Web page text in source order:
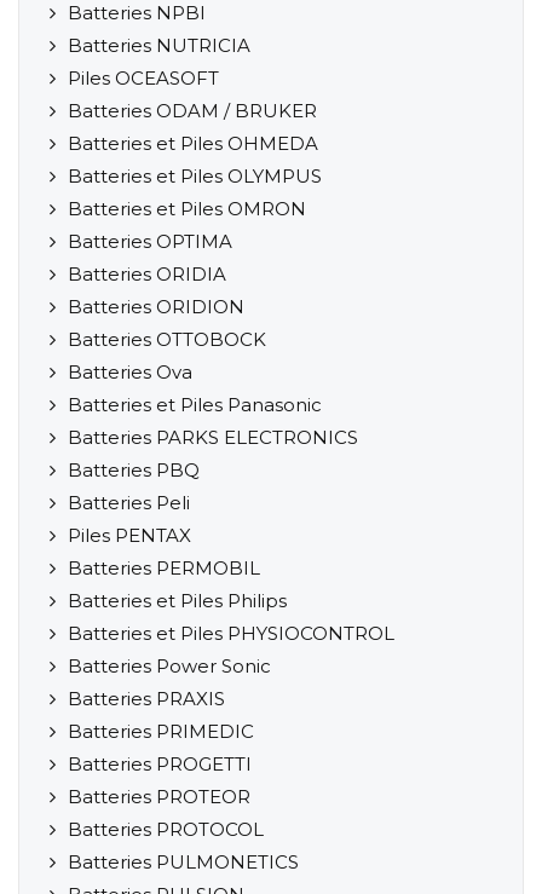
Batteries NPBI
Batteries NUTRICIA
Piles OCEASOFT
Batteries ODAM / BRUKER
Batteries et Piles OHMEDA
Batteries et Piles OLYMPUS
Batteries et Piles OMRON
Batteries OPTIMA
Batteries ORIDIA
Batteries ORIDION
Batteries OTTOBOCK
Batteries Ova
Batteries et Piles Panasonic
Batteries PARKS ELECTRONICS
Batteries PBQ
Batteries Peli
Piles PENTAX
Batteries PERMOBIL
Batteries et Piles Philips
Batteries et Piles PHYSIOCONTROL
Batteries Power Sonic
Batteries PRAXIS
Batteries PRIMEDIC
Batteries PROGETTI
Batteries PROTEOR
Batteries PROTOCOL
Batteries PULMONETICS